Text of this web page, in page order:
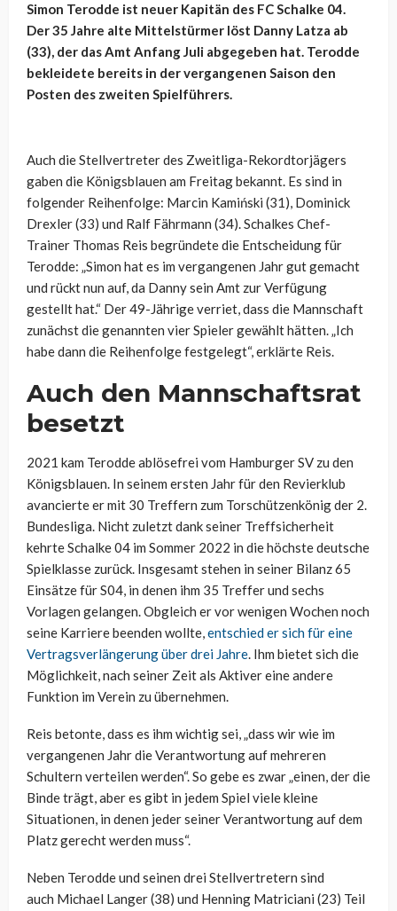
Simon Terodde ist neuer Kapitän des FC Schalke 04.
Der 35 Jahre alte Mittelstürmer löst Danny Latza ab
(33), der das Amt Anfang Juli abgegeben hat. Terodde
bekleidete bereits in der vergangenen Saison den
Posten des zweiten Spielführers.
Auch die Stellvertreter des Zweitliga-Rekordtorjägers
gaben die Königsblauen am Freitag bekannt. Es sind in
folgender Reihenfolge: Marcin Kamiński (31), Dominick
Drexler (33) und Ralf Fährmann (34). Schalkes Chef-
Trainer Thomas Reis begründete die Entscheidung für
Terodde: „Simon hat es im vergangenen Jahr gut gemacht
und rückt nun auf, da Danny sein Amt zur Verfügung
gestellt hat.“ Der 49-Jährige verriet, dass die Mannschaft
zunächst die genannten vier Spieler gewählt hätten. „Ich
habe dann die Reihenfolge festgelegt“, erklärte Reis.
Auch den Mannschaftsrat
besetzt
2021 kam Terodde ablösefrei vom Hamburger SV zu den
Königsblauen. In seinem ersten Jahr für den Revierklub
avancierte er mit 30 Treffern zum Torschützenkönig der 2.
Bundesliga. Nicht zuletzt dank seiner Treffsicherheit
kehrte Schalke 04 im Sommer 2022 in die höchste deutsche
Spielklasse zurück. Insgesamt stehen in seiner Bilanz 65
Einsätze für S04, in denen ihm 35 Treffer und sechs
Vorlagen gelangen. Obgleich er vor wenigen Wochen noch
seine Karriere beenden wollte,entschied er sich für eine
Vertragsverlängerung über drei Jahre. Ihm bietet sich die
Möglichkeit, nach seiner Zeit als Aktiver eine andere
Funktion im Verein zu übernehmen.
Reis betonte, dass es ihm wichtig sei, „dass wir wie im
vergangenen Jahr die Verantwortung auf mehreren
Schultern verteilen werden“. So gebe es zwar „einen, der die
Binde trägt, aber es gibt in jedem Spiel viele kleine
Situationen, in denen jeder seiner Verantwortung auf dem
Platz gerecht werden muss“.
Neben Terodde und seinen drei Stellvertretern sind
auch Michael Langer (38) und Henning Matriciani (23) Teil